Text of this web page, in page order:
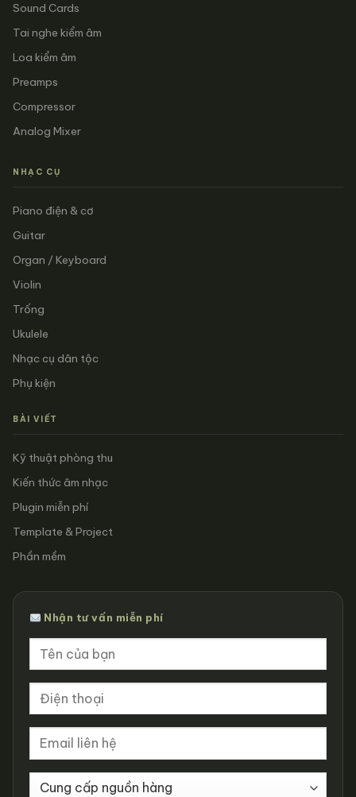
Sound Cards
Tai nghe kiểm âm
Loa kiểm âm
Preamps
Compressor
Analog Mixer
NHẠC CỤ
Piano điện & cơ
Guitar
Organ / Keyboard
Violin
Trống
Ukulele
Nhạc cụ dân tộc
Phụ kiện
BÀI VIẾT
Kỹ thuật phòng thu
Kiến thức âm nhạc
Plugin miễn phí
Template & Project
Phần mềm
Nhận tư vấn miễn phí